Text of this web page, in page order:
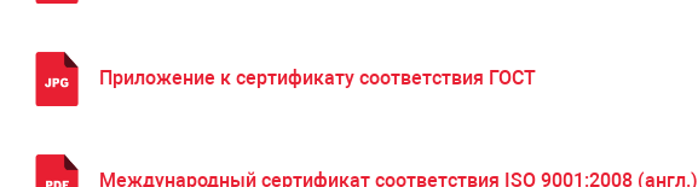
Приложение к сертификату соответствия ГОСТ
Международный сертификат соответствия ISO 9001:2008 (англ.)